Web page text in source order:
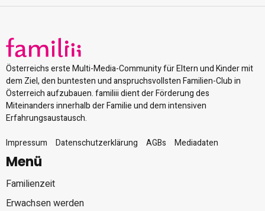
Österreichs erste Multi-Media-Community für Eltern und Kinder mit
dem Ziel, den buntesten und anspruchsvollsten Familien-Club in
Österreich aufzubauen. familiii dient der Förderung des
Miteinanders innerhalb der Familie und dem intensiven
Erfahrungsaustausch.
Impressum
Datenschutzerklärung AGBs Mediadaten
Menü
Familienzeit
Erwachsen werden